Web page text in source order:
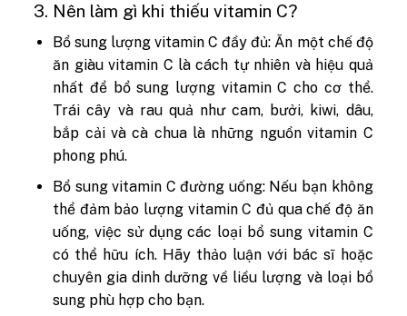
3. Nên làm gì khi thiếu vitamin C?
Bổ sung lượng vitamin C đầy đủ: Ăn một chế độ
ăn giàu vitamin C là cách tự nhiên và hiệu quả
nhất để bổ sung lượng vitamin C cho cơ thể.
Trái cây và rau quả như cam, bưởi, kiwi, dâu,
bắp cải và cà chua là những nguồn vitamin C
phong phú.
Bổ sung vitamin C đường uống: Nếu bạn không
thể đảm bảo lượng vitamin C đủ qua chế độ ăn
uống, việc sử dụng các loại bổ sung vitamin C
có thể hữu ích. Hãy thảo luận với bác sĩ hoặc
chuyên gia dinh dưỡng về liều lượng và loại bổ
sung phù hợp cho bạn.